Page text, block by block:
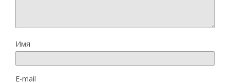
Имя
E-mail